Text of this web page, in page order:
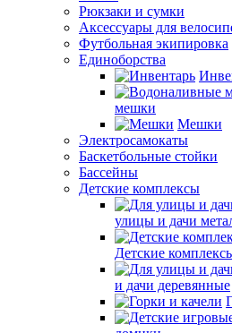
Рюкзаки и сумки
Аксессуары для
Футбольная экипировка
Единоборства
мешки
Мешки
Электросамокаты
Баскетбольные стойки
Бассейны
Детские комплексы
улицы и дачи
Детские
и дачи деревянные